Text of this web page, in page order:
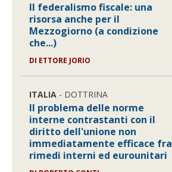
Il federalismo fiscale: una
risorsa anche per il
Mezzogiorno (a condizione
che...)
DI ETTORE JORIO
ITALIA - DOTTRINA
Il problema delle norme
interne contrastanti con il
diritto dell'unione non
immediatamente efficace fra
rimedi interni ed eurounitari